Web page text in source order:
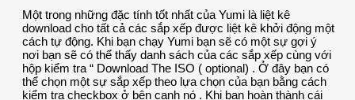
Một trong những đặc tính tốt nhất của Yumi là liệt kê
download cho tất cả các sắp xếp được liệt kê khởi động một
cách tự động. Khi bạn chạy Yumi bạn sẽ có một sự gợi ý
nơi bạn sẽ có thể thấy danh sách của các sắp xếp cùng với
hộp kiểm tra “ Download The ISO ( optional) . Ở đây bạn có
thể chọn một sự sắp xếp theo lựa chọn của bạn bằng cách
kiểm tra checkbox ở bên cạnh nó . Khi bạn hoàn thành cái